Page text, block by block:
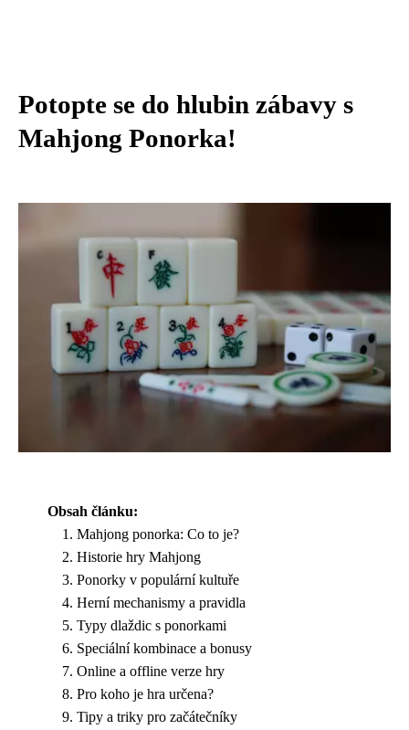
Potopte se do hlubin zábavy s
Mahjong Ponorka!
Obsah článku:
Mahjong ponorka: Co to je?
Historie hry Mahjong
Ponorky v populární kultuře
Herní mechanismy a pravidla
Typy dlaždic s ponorkami
Speciální kombinace a bonusy
Online a offline verze hry
Pro koho je hra určena?
Tipy a triky pro začátečníky